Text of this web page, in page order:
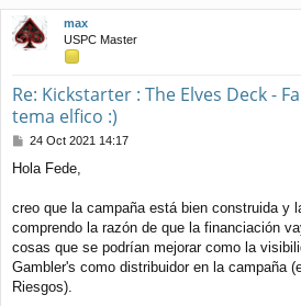
j
e
max
USPC Master
Re: Kickstarter : The Elves Deck -
tema elfico :)
M
n
a
24 Oct 2021 14:17
Hola Fede,
creo que la campaña está bien construida y
comprendo la razón de que la financiación
cosas que se podrían mejorar como la
Gambler's como distribuidor en la campaña
Riesgos).